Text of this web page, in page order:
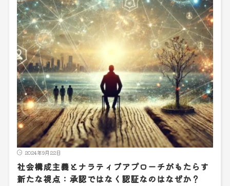
2024年9月22日
社会構成主義とナラティブアプローチがもたらす
新たな視点：承認ではなく認証なのはなぜか？